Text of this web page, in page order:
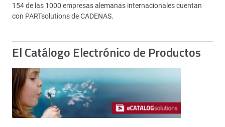
154 de las 1000 empresas alemanas internacionales cuentan
con PARTsolutions de CADENAS.
El Catálogo Electrónico de Productos